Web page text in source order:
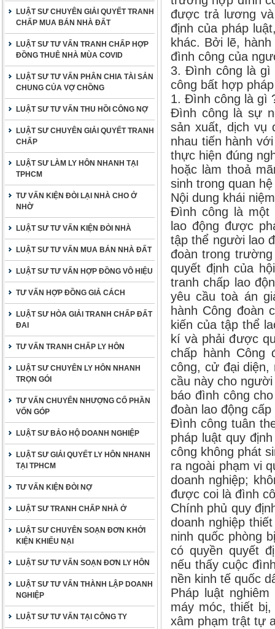
LUẬT SƯ CHUYÊN GIẢI QUYẾT TRANH
CHẤP MUA BÁN NHÀ ĐẤT
LUẬT SƯ TƯ VẤN TRANH CHẤP HỢP
ĐỒNG THUÊ NHÀ MÙA COVID
LUẬT SƯ TƯ VẤN PHÂN CHIA TÀI SẢN
CHUNG CỦA VỢ CHỒNG
LUẬT SƯ TƯ VẤN THU HỒI CÔNG NỢ
LUẬT SƯ CHUYÊN GIẢI QUYẾT TRANH
CHẤP
LUẬT SƯ LÀM LY HÔN NHANH TẠI
TPHCM
TƯ VẤN KIỆN ĐÒI LẠI NHÀ CHO Ở
NHỜ
LUẬT SƯ TƯ VẤN KIỆN ĐÒI NHÀ
LUẬT SƯ TƯ VẤN MUA BÁN NHÀ ĐẤT
LUẬT SƯ TƯ VẤN HỢP ĐỒNG VÔ HIỆU
TƯ VẤN HỢP ĐỒNG GIẢ CÁCH
LUẬT SƯ HÒA GIẢI TRANH CHẤP ĐẤT
ĐAI
TƯ VẤN TRANH CHẤP LY HÔN
LUẬT SƯ CHUYÊN LY HÔN NHANH
TRỌN GÓI
TƯ VẤN CHUYỂN NHƯỢNG CỔ PHẦN
VỐN GÓP
LUẬT SƯ BẢO HỘ DOANH NGHIỆP
LUẬT SƯ GIẢI QUYẾT LY HÔN NHANH
TẠI TPHCM
TƯ VẤN KIỆN ĐÒI NỢ
LUẬT SƯ TRANH CHẤP NHÀ Ở
LUẬT SƯ CHUYÊN SOẠN ĐƠN KHỞI
KIỆN KHIẾU NẠI
LUẬT SƯ TƯ VẤN SOẠN ĐƠN LY HÔN
LUẬT SƯ TƯ VẤN THÀNH LẬP DOANH
NGHIỆP
LUẬT SƯ TƯ VẤN TẠI CÔNG TY
được trả lương
định của pháp
khác. Bởi lẽ,
đình công của
3. Đình công là gì
công bất hợp
1. Đình công là gì
Đình công là sự
sản xuất, dịch vụ
nhau tiến hành
thực hiện đúng
hoặc làm thoả
sinh trong quan
Nội dung khái
Đình công là một
lao động được
tập thể người lao
đoàn trong
quyết định của
tranh chấp lao
yêu cầu toà án
hành Công đoàn
kiến của tập thể
kí và phải được
chấp hành Công
công, cử đại diện,
cầu này cho
báo đình công
đoàn lao động cấp
Đình công tuân
pháp luật quy
công không phát
ra ngoài phạm vi
doanh nghiệp;
được coi là đình
Chính phủ quy
doanh nghiệp
ninh quốc phòng
có quyền quyết
nếu thấy cuộc
nền kinh tế quốc
Pháp luật
máy móc, thiết
xâm phạm trật tự